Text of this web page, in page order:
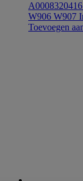
W906 W907
Toevoegen